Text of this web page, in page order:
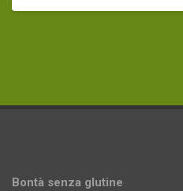
Bontà senza glutine